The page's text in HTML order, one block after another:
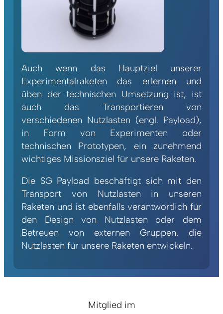
Auch wenn das Hauptziel unserer
Experimentalraketen das erlernen und
üben der technischen Umsetzung ist, ist
auch das Transportieren von
verschiedenen Nutzlasten (engl. Payload),
in Form von Experimenten oder
technischen Prototypen, ein zunehmend
wichtiges Missionsziel für unsere Raketen.
Die SG Payload beschäftigt sich mit den
Transport von Nutzlasten in unseren
Raketen und ist ebenfalls verantwortlich für
den Design von Nutzlasten oder dem
Betreuen von externen Gruppen, die
Nutzlasten für unsere Raketen entwickeln.
Mitglied im